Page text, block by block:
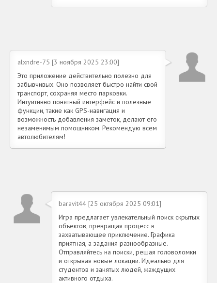
alxndre-75 [3 ноября 2025 23:00]
Это приложение действительно полезно для
забывчивых. Оно позволяет быстро найти свой
транспорт, сохраняя место парковки.
Интуитивно понятный интерфейс и полезные
функции, такие как GPS-навигация и
возможность добавления заметок, делают его
незаменимым помощником. Рекомендую всем
автолюбителям!
baravit44 [25 октября 2025 09:01]
Игра предлагает увлекательный поиск скрытых
объектов, превращая процесс в
захватывающее приключение. Графика
приятная, а задания разнообразные.
Отправляйтесь на поиски, решая головоломки
и открывая новые локации. Идеально для
студентов и занятых людей, жаждущих
активного отдыха.